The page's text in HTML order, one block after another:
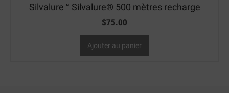
Silvalure™ Silvalure® 500 mètres recharge
$75.00
Ajouter au panier